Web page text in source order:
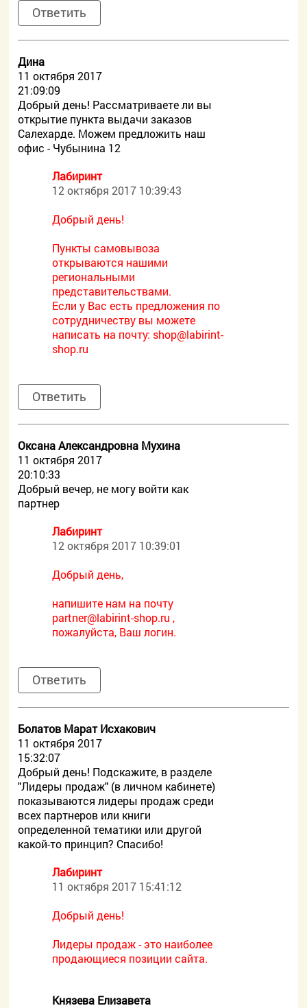
Ответить
Дина
11 октября 2017
21:09:09
Добрый день! Рассматриваете ли вы
открытие пункта выдачи заказов
Салехарде. Можем предложить наш
офис - Чубынина 12
Лабиринт
12 октября 2017 10:39:43
Добрый день!
Пункты самовывоза
открываются нашими
региональными
представительствами.
Если у Вас есть предложения по
сотрудничеству вы можете
написать на почту: shop@labirint-
shop.ru
Ответить
Оксана Александровна Мухина
11 октября 2017
20:10:33
Добрый вечер, не могу войти как
партнер
Лабиринт
12 октября 2017 10:39:01
Добрый день,
напишите нам на почту
partner@labirint-shop.ru ,
пожалуйста, Ваш логин.
Ответить
Болатов Марат Исхакович
11 октября 2017
15:32:07
Добрый день! Подскажите, в разделе
"Лидеры продаж" (в личном кабинете)
показываются лидеры продаж среди
всех партнеров или книги
определенной тематики или другой
какой-то принцип? Спасибо!
Лабиринт
11 октября 2017 15:41:12
Добрый день!
Лидеры продаж - это наиболее
продающиеся позиции сайта.
Князева Елизавета